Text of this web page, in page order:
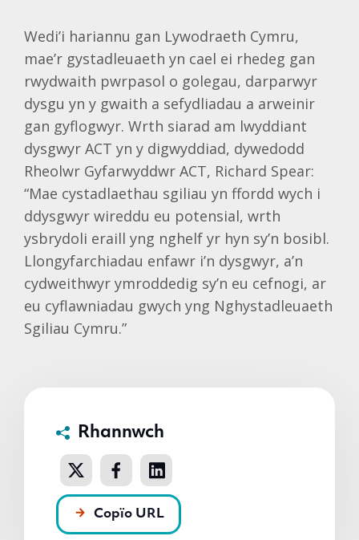
Wedi’i hariannu gan Lywodraeth Cymru,
mae’r gystadleuaeth yn cael ei rhedeg gan
rwydwaith pwrpasol o golegau, darparwyr
dysgu yn y gwaith a sefydliadau a arweinir
gan gyflogwyr. Wrth siarad am lwyddiant
dysgwyr ACT yn y digwyddiad, dywedodd
Rheolwr Gyfarwyddwr ACT, Richard Spear:
“Mae cystadlaethau sgiliau yn ffordd wych i
ddysgwyr wireddu eu potensial, wrth
ysbrydoli eraill yng nghelf yr hyn sy’n bosibl.
Llongyfarchiadau enfawr i’n dysgwyr, a’n
cydweithwyr ymroddedig sy’n eu cefnogi, ar
eu cyflawniadau gwych yng Nghystadleuaeth
Sgiliau Cymru.”
Rhannwch
Copïo URL